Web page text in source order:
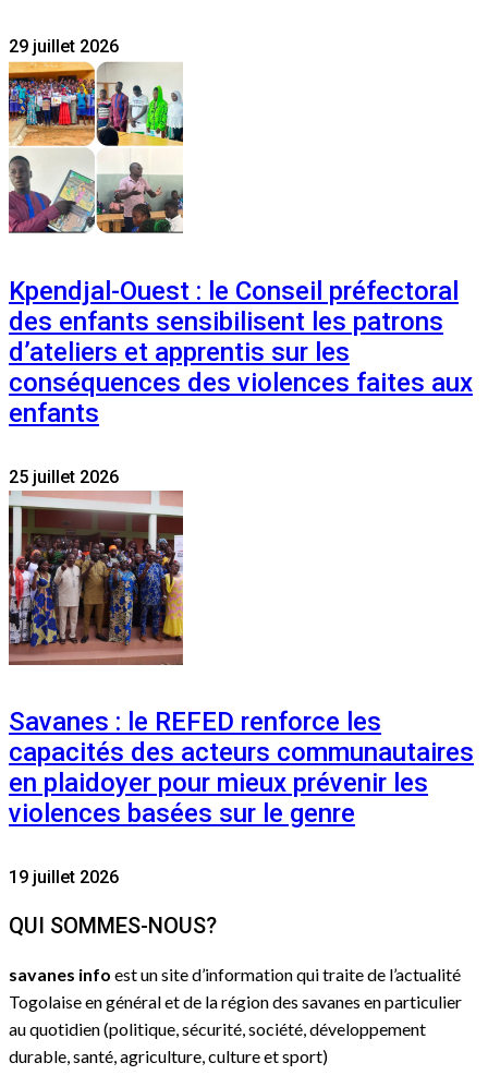
29 juillet 2026
Kpendjal-Ouest : le Conseil préfectoral
des enfants sensibilisent les patrons
d’ateliers et apprentis sur les
conséquences des violences faites aux
enfants
25 juillet 2026
Savanes : le REFED renforce les
capacités des acteurs communautaires
en plaidoyer pour mieux prévenir les
violences basées sur le genre
19 juillet 2026
QUI SOMMES-NOUS?
savanes info est un site d’information qui traite de l’actualité
Togolaise en général et de la région des savanes en particulier
au quotidien (politique, sécurité, société, développement
durable, santé, agriculture, culture et sport)